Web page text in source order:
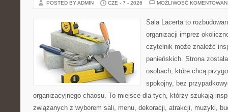
POSTED BY ADMIN CZE - 7 - 2026 MOŻLIWOŚĆ
Sala Lacerta to
organizacji imprez
czytelnik może znaleźć
panieńskich. Strona
osobach, które chcą
spokojny, bez
organizacyjnego chaosu. To miejsce dla tych, którzy szukają
związanych z wyborem sali, menu, dekoracji, atrakcji, muzyki,